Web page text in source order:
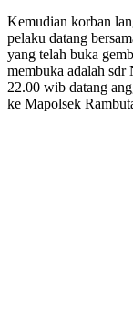
Kemudian korban
pelaku datang
yang telah buka
membuka adalah
22.00 wib datang
ke Mapolsek